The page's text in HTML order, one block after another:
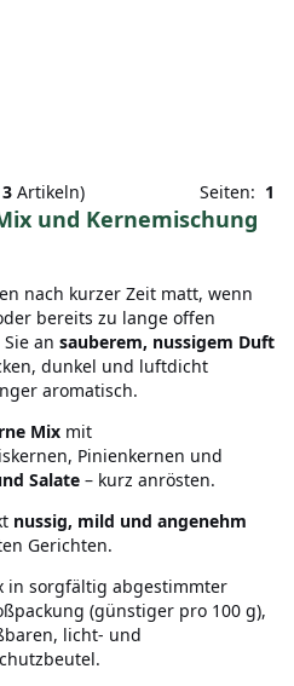
3 Artikeln) Seiten: 1
und Kernemischung
nach kurzer Zeit matt, wenn
bereits zu lange offen
an sauberem, nussigem Duft
dunkel und luftdicht
aromatisch.
Mix mit
Pinienkernen und
Salate – kurz anrösten.
nussig, mild und angenehm
Gerichten.
in sorgfältig abgestimmter
(günstiger pro 100 g),
licht- und